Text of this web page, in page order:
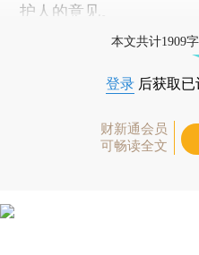
护人的意见。
本文共计1909
登录 后获取
财新通会员
可畅读全文